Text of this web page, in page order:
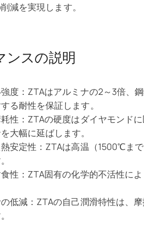
減を実現します。
ンスの説明
度：ZTAはアルミナの2～3倍、
る耐性を保証します。
性：ZTAの硬度はダイヤモンド
大幅に延ばします。
安定性：ZTAは高温（1500℃ま
性：ZTA固有の化学的不活性に
低減：ZTAの自己潤滑特性は、